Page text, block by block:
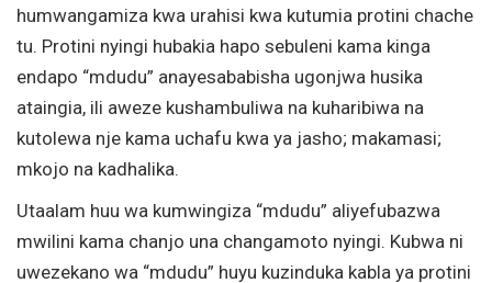
humwangamiza kwa urahisi kwa kutumia protini chache
tu. Protini nyingi hubakia hapo sebuleni kama kinga
endapo “mdudu” anayesababisha ugonjwa husika
ataingia, ili aweze kushambuliwa na kuharibiwa na
kutolewa nje kama uchafu kwa ya jasho; makamasi;
mkojo na kadhalika.
Utaalam huu wa kumwingiza “mdudu” aliyefubazwa
mwilini kama chanjo una changamoto nyingi. Kubwa ni
uwezekano wa “mdudu” huyu kuzinduka kabla ya protini